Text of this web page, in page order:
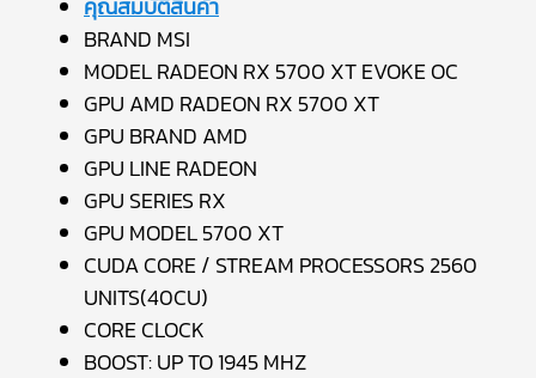
คุณสมบัติสินค้า
BRAND MSI
MODEL RADEON RX 5700 XT EVOKE OC
GPU AMD RADEON RX 5700 XT
GPU BRAND AMD
GPU LINE RADEON
GPU SERIES RX
GPU MODEL 5700 XT
CUDA CORE / STREAM PROCESSORS 2560
UNITS(40CU)
CORE CLOCK
BOOST: UP TO 1945 MHZ